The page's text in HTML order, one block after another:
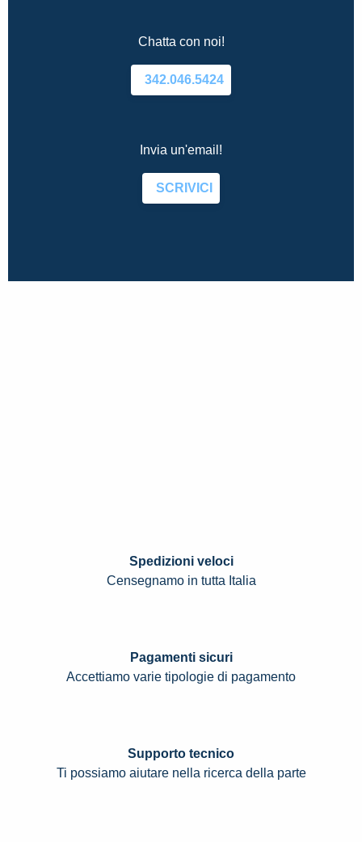
Chatta con noi!
342.046.5424
Invia un'email!
SCRIVICI
Spedizioni veloci
Censegnamo in tutta Italia
Pagamenti sicuri
Accettiamo varie tipologie di pagamento
Supporto tecnico
Ti possiamo aiutare nella ricerca della parte